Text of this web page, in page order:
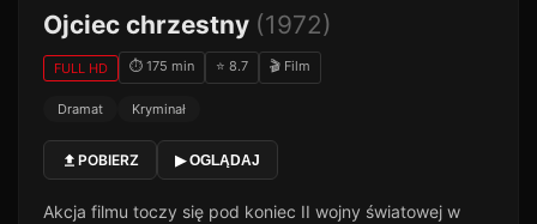
Ojciec chrzestny (1972)
FULL HD ⏱ 175 min ⭐ 8.7 🎬 Film
Dramat Kryminał
POBIERZ ▶ OGLĄDAJ
Akcja filmu toczy się pod koniec II wojny światowej w